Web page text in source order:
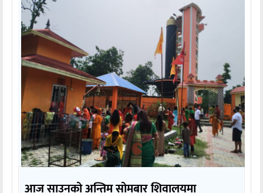
आज साउनको अन्तिम सोमबार शिवालयमा